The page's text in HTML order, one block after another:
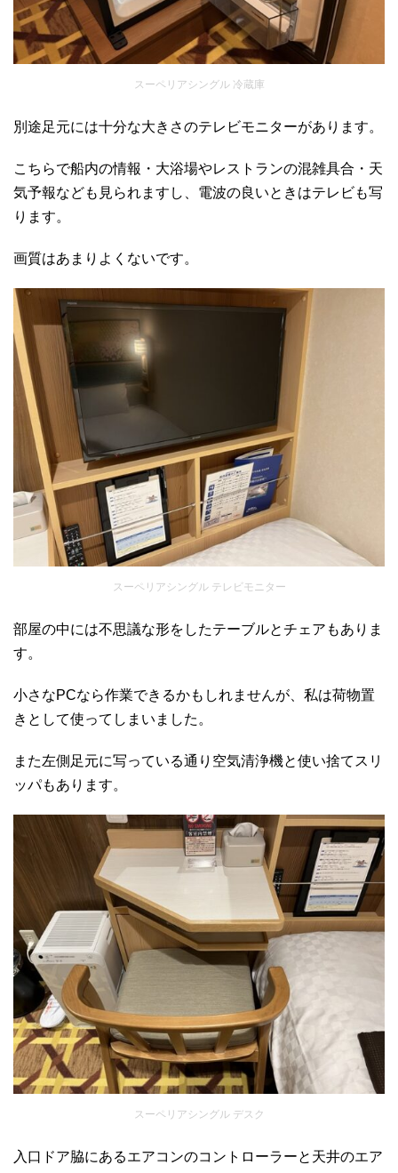
スーペリアシングル 冷蔵庫
別途足元には十分な大きさのテレビモニターがあります。
こちらで船内の情報・大浴場やレストランの混雑具合・天
気予報なども見られますし、電波の良いときはテレビも写
ります。
画質はあまりよくないです。
スーペリアシングル テレビモニター
部屋の中には不思議な形をしたテーブルとチェアもありま
す。
小さなPCなら作業できるかもしれませんが、私は荷物置
きとして使ってしまいました。
また左側足元に写っている通り空気清浄機と使い捨てスリ
ッパもあります。
スーペリアシングル デスク
入口ドア脇にあるエアコンのコントローラーと天井のエア